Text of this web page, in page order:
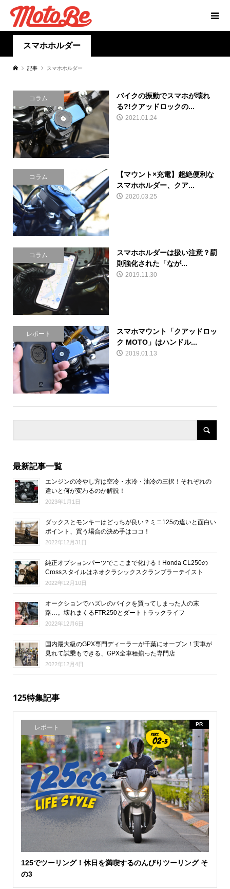
スマホホルダー
記事 スマホホルダー
コラム
バイクの振動でスマホが壊れ
る?!クアッドロックの...
2021.01.24
コラム
【マウント×充電】超絶便利な
スマホホルダー、クア...
2020.03.25
コラム
スマホホルダーは扱い注意？罰
則強化された「なが...
2019.11.30
レポート
スマホマウント「クアッドロッ
ク MOTO」はハンドル...
2019.01.13
最新記事一覧
エンジンの冷やし方は空冷・水冷・油冷の三択！それぞれの
違いと何が変わるのか解説！
2023年1月1日
ダックスとモンキーはどっちが良い？ミニ125の違いと面白い
ポイント、買う場合の決め手はココ！
2022年12月31日
純正オプションパーツでここまで化ける！Honda CL250の
Crossスタイルはネオクラシックスクランブラーテイスト
2022年12月10日
オークションでハズレのバイクを買ってしまった人の末
路…。壊れまくるFTR250とダートトラックライフ
2022年12月6日
国内最大級のGPX専門ディーラーが千葉にオープン！実車が
見れて試乗もできる、GPX全車種揃った専門店
2022年12月4日
125特集記事
レポート PR
125でツーリング！休日を満喫するのんびりツーリング そ
の3